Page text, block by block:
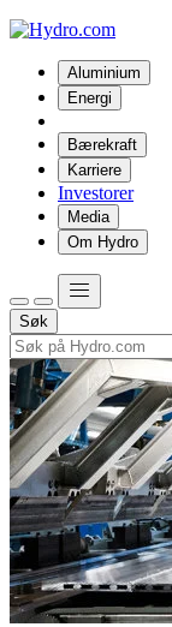
Aluminium
Energi
Bærekraft
Karriere
Investorer
Media
Om Hydro
Søk